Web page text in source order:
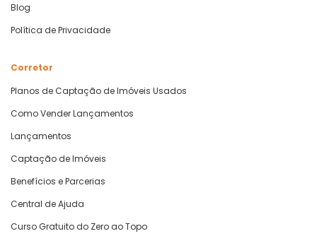
Blog
Política de Privacidade
Corretor
Planos de Captação de Imóveis Usados
Como Vender Lançamentos
Lançamentos
Captação de Imóveis
Benefícios e Parcerias
Central de Ajuda
Curso Gratuito do Zero ao Topo